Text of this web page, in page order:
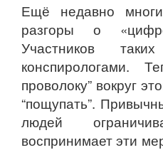
Ещё недавно
разгоры о
Участников
конспирологами.
проволоку” вокруг
“пощупать”.
людей
воспринимает эти